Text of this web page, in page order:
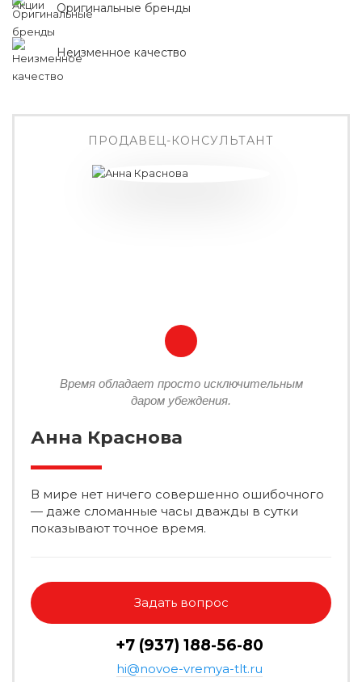
Оригинальные бренды
Неизменное качество
ПРОДАВЕЦ-КОНСУЛЬТАНТ
Время обладает просто исключительным
даром убеждения.
Анна Краснова
В мире нет ничего совершенно ошибочного
— даже сломанные часы дважды в сутки
показывают точное время.
Задать вопрос
+7 (937) 188-56-80
hi@novoe-vremya-tlt.ru